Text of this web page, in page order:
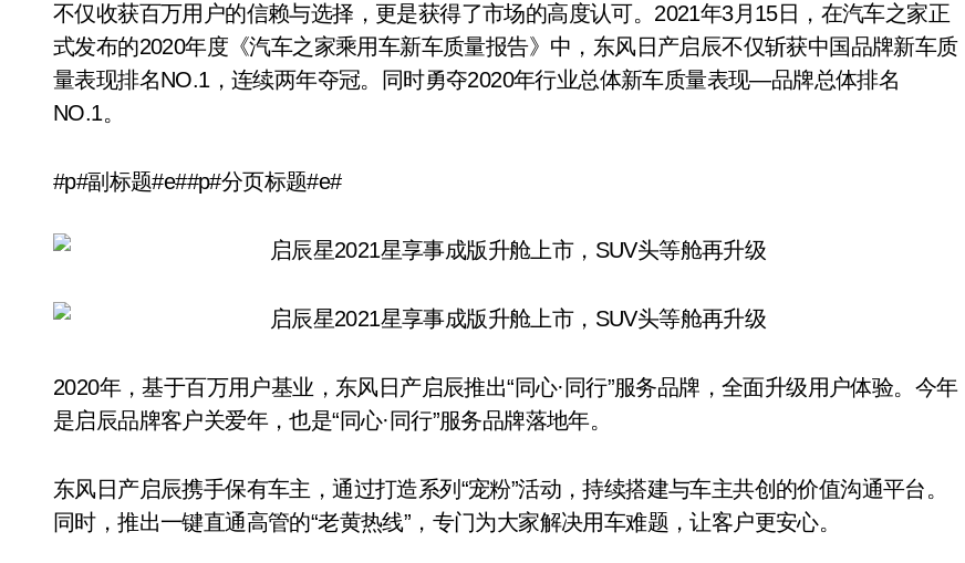
不仅收获百万用户的信赖与选择，更是获得了市场的高度认可。2021年3月15日，在汽车之家正
式发布的2020年度《汽车之家乘用车新车质量报告》中，东风日产启辰不仅斩获中国品牌新车质
量表现排名NO.1，连续两年夺冠。同时勇夺2020年行业总体新车质量表现—品牌总体排名
NO.1。
#p#副标题#e##p#分页标题#e#
2020年，基于百万用户基业，东风日产启辰推出“同心·同行”服务品牌，全面升级用户体验。今年
是启辰品牌客户关爱年，也是“同心·同行”服务品牌落地年。
东风日产启辰携手保有车主，通过打造系列“宠粉”活动，持续搭建与车主共创的价值沟通平台。
同时，推出一键直通高管的“老黄热线”，专门为大家解决用车难题，让客户更安心。